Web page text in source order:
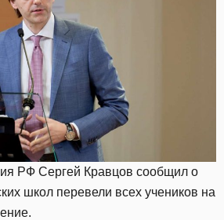
РФ Сергей Кравцов сообщил о
школ перевели всех учеников на